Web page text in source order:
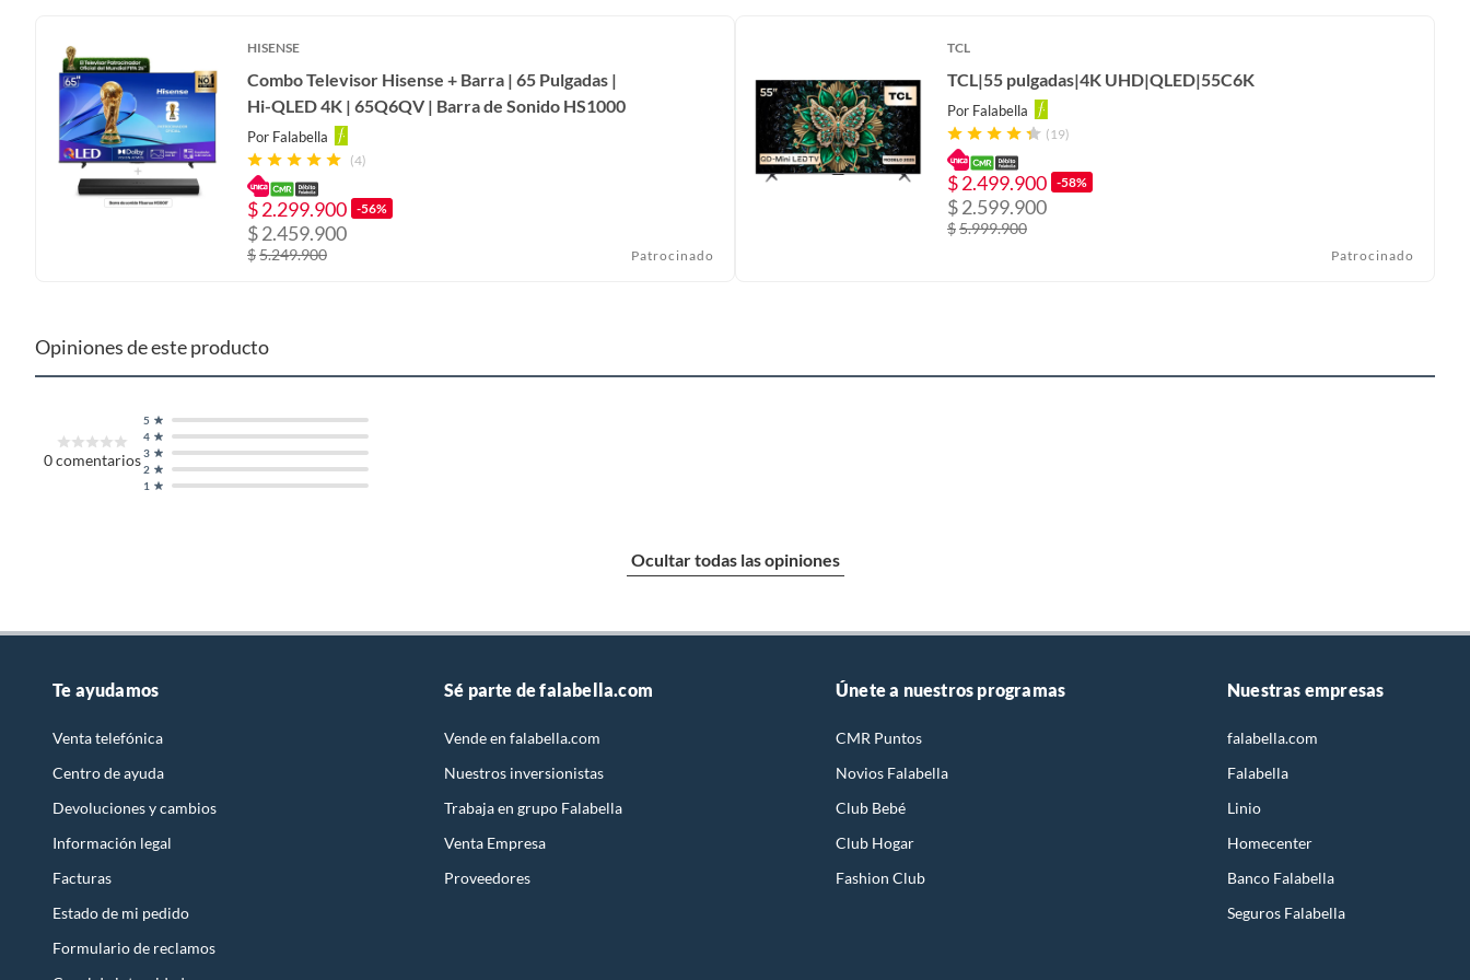
entretenimiento al alcance de tu mano, con acceso a tus aplicaciones favoritas y una navegación intuitiva. Perfecto
para transformar tu sala en un cine privado.
HISENSE
Combo Televisor Hisense + Barra | 65 Pulgadas |
Hi-QLED 4K | 65Q6QV | Barra de Sonido HS1000
Por Falabella
(4)
$2.299.900 -56%
$2.459.900
$5.249.900 Patrocinado
TCL
TCL|55 pulgadas|4K UHD|QLED|55C6K
Por Falabella
(19)
$2.499.900 -58%
$2.599.900
$5.999.900
Patrocinado
Opiniones de este producto
0comentarios
1
2
3
4
5
Ocultar todas las opiniones
Te ayudamos
Venta telefónica
Centro de ayuda
Devoluciones y cambios
Información legal
Facturas
Estado de mi pedido
Formulario de reclamos
Sé parte de falabella.com
Vende en falabella.com
Nuestros inversionistas
Trabaja en grupo Falabella
Venta Empresa
Proveedores
Únete a nuestros programas
CMR Puntos
Novios Falabella
Club Bebé
Club Hogar
Fashion Club
Nuestras empresas
falabella.com
Falabella
Linio
Homecenter
Banco Falabella
Seguros Falabella